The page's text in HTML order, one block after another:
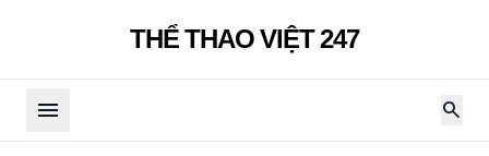
THỂ THAO VIỆT 247
menu search